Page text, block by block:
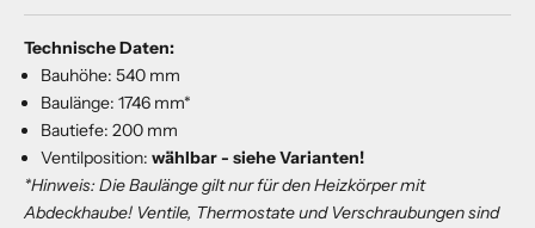
Technische Daten:
Bauhöhe: 540 mm
Baulänge: 1746 mm*
Bautiefe: 200 mm
Ventilposition: wählbar - siehe Varianten!
*Hinweis: Die Baulänge gilt nur für den Heizkörper mit
Abdeckhaube! Ventile, Thermostate und Verschraubungen sind